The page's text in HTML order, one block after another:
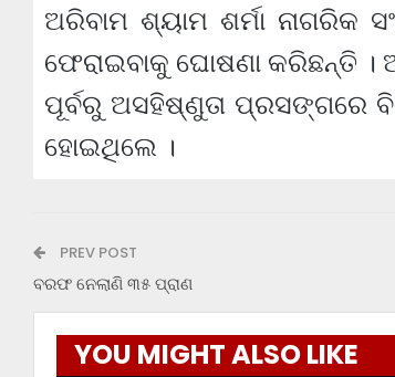
ଅରିବାମ ଶ୍ୟାମ ଶର୍ମା
ଫେରାଇବାକୁ ଘୋଷଣା କରିଛନ୍ତି
ପୂର୍ବରୁ ଅସହିଷ୍ଣୁତା ପ୍ରସଙ୍ଗରେ
ହୋଇଥିଲେ ।
PREV POST
ବରଫ ନେଲାଣି ୩୫ ପ୍ରାଣ
YOU MIGHT ALSO LIKE